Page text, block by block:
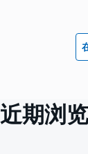
近期浏览